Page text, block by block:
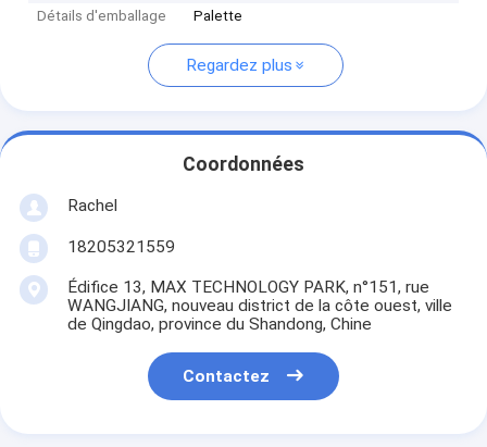
Détails d'emballage
Palette
Regardez plus
Coordonnées
Rachel
18205321559
Édifice 13, MAX TECHNOLOGY PARK, n°151, rue
WANGJIANG, nouveau district de la côte ouest, ville
de Qingdao, province du Shandong, Chine
Contactez